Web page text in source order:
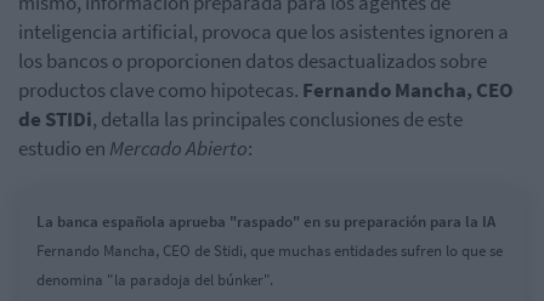
inteligencia artificial, provoca que los asistentes ignoren a
los bancos o proporcionen datos desactualizados sobre
productos clave como hipotecas. Fernando Mancha, CEO
de STIDi, detalla las principales conclusiones de este
estudio en Mercado Abierto:
La banca española aprueba "raspado" en su preparación para la IA
Fernando Mancha, CEO de Stidi, que muchas entidades sufren lo que se
denomina "la paradoja del búnker".